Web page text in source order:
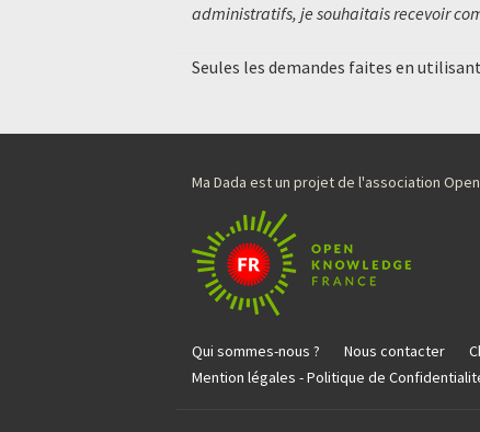
administratifs, je souhaitais recevoir
Seules les demandes faites en
Ma Dada est un projet de l'association
Qui sommes-nous ? Nous contacter
Mention légales - Politique de